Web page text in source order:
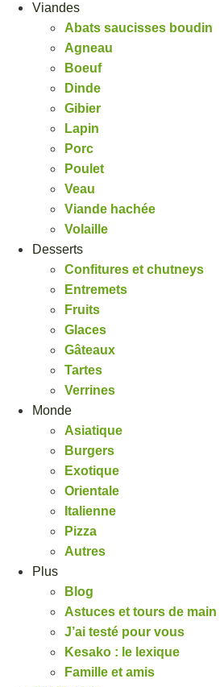
Viandes
Abats saucisses boudin
Agneau
Boeuf
Dinde
Gibier
Lapin
Porc
Poulet
Veau
Viande hachée
Volaille
Desserts
Confitures et chutneys
Entremets
Fruits
Glaces
Gâteaux
Tartes
Verrines
Monde
Asiatique
Burgers
Exotique
Orientale
Italienne
Pizza
Autres
Plus
Blog
Astuces et tours de main
J’ai testé pour vous
Kesako : le lexique
Famille et amis